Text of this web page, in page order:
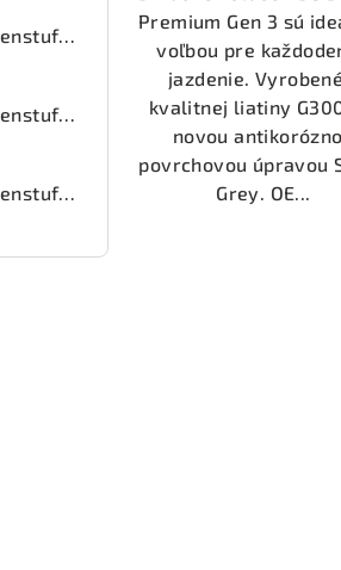
Predné brzdové platne Greenstuff 2000 (DP21031/2)
Predné brzdové platne Greenstuff 2000 (DP2753/2)
Predné brzdové platne Greenstuff 2000 (DP22134)
Premium Gen 3 sú
voľbou pre
jazdenie.
kvalitnej liatiny
novou
povrchovou úpravou
Grey. OE...